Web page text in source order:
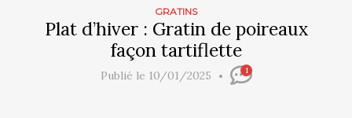
GRATINS
Plat d’hiver : Gratin de poireaux
façon tartiflette
Publié le 10/01/2025 1